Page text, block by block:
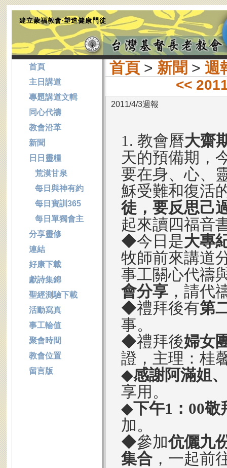
建立蒙福教會‧塑造健康門徒
首頁> 新聞 > 週
<<
2011/4/3週報
1. 教會曆大齋
天的預備期，
要在身、心、
穌受難和復活
徒，要反思己
起來讀四福音
◆今日是大專
牧師前來講道
事工關心代禱
會分享，請代
◆禮拜後有第
事。
◆禮拜後婦女
證，主理：桂
◆感謝阿滿姐
享用。
◆下午1：00敬
加。
◆參加伉儷九
集合，一起前
首頁
主日講道
專題講道文輯
同心代禱
教會沿革
新聞
日日靈糧
荒漠甘泉
每日與神有約
每日寶訓365
每日單獨會主
分享靈修
連結
好康下載
獻詩集錦
聖經測驗下載
活動寫真
事工輪值
聚會時間
教會位置
留言版